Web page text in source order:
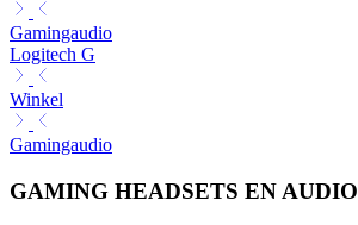
Gamingaudio
Logitech G
Winkel
Gamingaudio
GAMING HEADSETS EN AUDIO